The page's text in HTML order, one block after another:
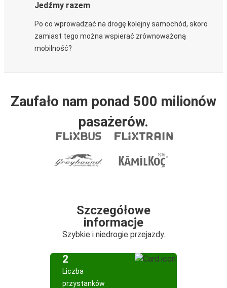
Jedźmy razem
Po co wprowadzać na drogę kolejny samochód, skoro
zamiast tego można wspierać zrównoważoną
mobilność?
Zaufało nam ponad 500 milionów
pasażerów.
Szczegółowe
informacje
Szybkie i niedrogie przejazdy.
2
Liczba
przystanków